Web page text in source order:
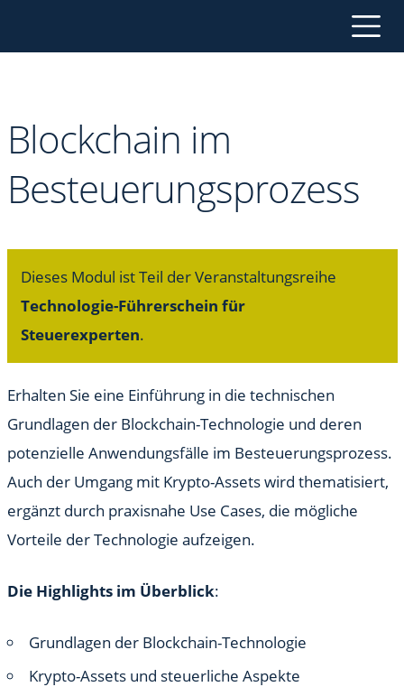
Blockchain im
Besteuerungsprozess
Dieses Modul ist Teil der Veranstaltungsreihe
Technologie-Führerschein für
Steuerexperten.
Erhalten Sie eine Einführung in die technischen
Grundlagen der Blockchain-Technologie und deren
potenzielle Anwendungsfälle im Besteuerungsprozess.
Auch der Umgang mit Krypto-Assets wird thematisiert,
ergänzt durch praxisnahe Use Cases, die mögliche
Vorteile der Technologie aufzeigen.
Die Highlights im Überblick:
Grundlagen der Blockchain-Technologie
Krypto-Assets und steuerliche Aspekte